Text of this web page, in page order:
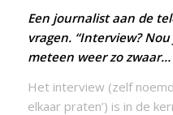
Een journalist aan de
vragen. “Interview?
meteen weer zo zwaar…
Het interview (zelf
elkaar praten’) is in de